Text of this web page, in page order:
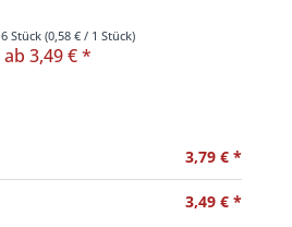
6 Stück (0,58 €/ 1 Stück)
ab 3,49 € *
3,79 € *
3,49 € *